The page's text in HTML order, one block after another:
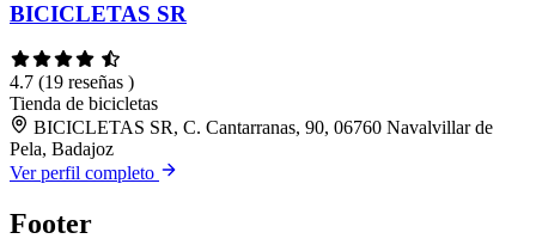
BICICLETAS SR
4.7 (19 reseñas )
Tienda de bicicletas
BICICLETAS SR, C. Cantarranas, 90, 06760 Navalvillar de
Pela, Badajoz
Ver perfil completo
Footer